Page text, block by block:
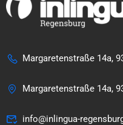
Margaretenstraße 14a,
Margaretenstraße 14a,
info@inlingua-